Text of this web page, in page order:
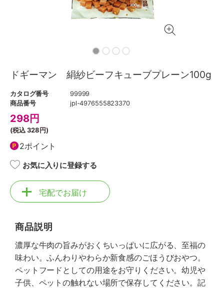
ドギーマン 絹紗ビーフキューブプレーン100g
カタログ番号
99999
商品番号
jpl-4976555823370
298円
(税込328円)
2ポイント
お気に入りに登録する
宅配でお届け
商品説明
濃厚な牛肉の旨みがおくちいっぱいに広がる、至福の
味わい。ふんわりやわらか新食感のごほうびおやつ。
ペットフードとしての用途をお守りください。幼児や
子供、ペットの触れない場所で保存してください。記